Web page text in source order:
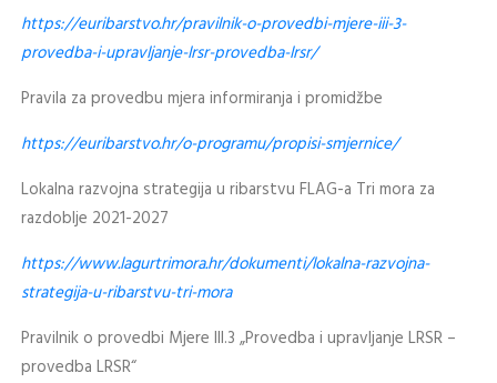
https://euribarstvo.hr/pravilnik-o-provedbi-mjere-iii-3-
provedba-i-upravljanje-lrsr-provedba-lrsr/
Pravila za provedbu mjera informiranja i promidžbe
https://euribarstvo.hr/o-programu/propisi-smjernice/
Lokalna razvojna strategija u ribarstvu FLAG-a Tri mora za
razdoblje 2021-2027
https://www.lagurtrimora.hr/dokumenti/lokalna-razvojna-
strategija-u-ribarstvu-tri-mora
Pravilnik o provedbi Mjere III.3 „Provedba i upravljanje LRSR –
provedba LRSR“